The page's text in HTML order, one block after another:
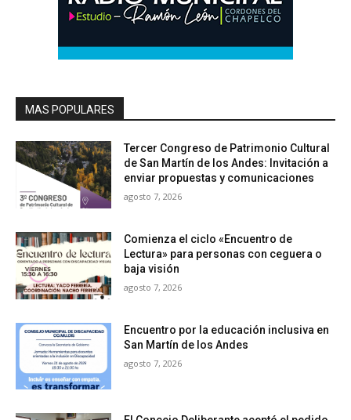
MAS POPULARES
Tercer Congreso de Patrimonio Cultural
de San Martín de los Andes: Invitación a
enviar propuestas y comunicaciones
agosto 7, 2026
Comienza el ciclo «Encuentro de
Lectura» para personas con ceguera o
baja visión
agosto 7, 2026
Encuentro por la educación inclusiva en
San Martín de los Andes
agosto 7, 2026